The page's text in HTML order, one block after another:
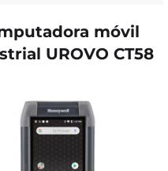
móvil
UROVO CT58